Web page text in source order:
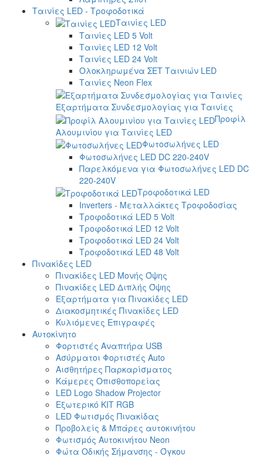
Ταινίες LED - Τροφοδοτικά
Ταινίες LED
Ταινίες LED 5 Volt
Ταινίες LED 12 Volt
Ταινίες LED 24 Volt
Ολοκληρωμένα ΣΕΤ Ταινιών LED
Ταινίες Neon Flex
Εξαρτήματα Συνδεσμολογίας για Ταινίες
Προφίλ
Αλουμινίου για Ταινίες LED
Φωτοσωλήνες LED
Φωτοσωλήνες LED DC 220-240V
Παρελκόμενα για Φωτοσωλήνες LED DC
220-240V
Τροφοδοτικά LED
Inverters - Μεταλλάκτες Τροφοδοσίας
Τροφοδοτικά LED 5 Volt
Τροφοδοτικά LED 12 Volt
Τροφοδοτικά LED 24 Volt
Τροφοδοτικά LED 48 Volt
Πινακίδες LED
Πινακίδες LED Μονής Όψης
Πινακίδες LED Διπλής Όψης
Εξαρτήματα για Πινακίδες LED
Διακοσμητικές Πινακίδες LED
Κυλιόμενες Επιγραφές
Αυτοκίνητο
Φορτιστές Αναπτήρα USB
Ασύρματοι Φορτιστές Auto
Αισθητήρες Παρκαρίσματος
Κάμερες Οπισθοπορείας
LED Logo Shadow Projector
Εξωτερικό ΚΙΤ RGB
LED Φωτισμός Πινακίδας
Προβολείς & Μπάρες αυτοκινήτου
Φωτισμός Αυτοκινήτου Neon
Φώτα Οδικής Σήμανσης - Όγκου